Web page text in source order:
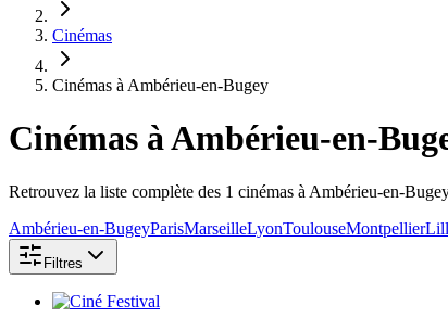
Cinémas
Cinémas à Ambérieu-en-Bugey
Cinémas à Ambérieu-en-
Retrouvez la liste complète des 1 cinémas à Ambérieu-en-
Ambérieu-en-BugeyParisMarseilleLyonToulouseMontpellier
Filtres